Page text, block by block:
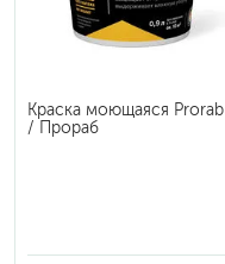
Краска моющаяся Prorab
/ Прораб